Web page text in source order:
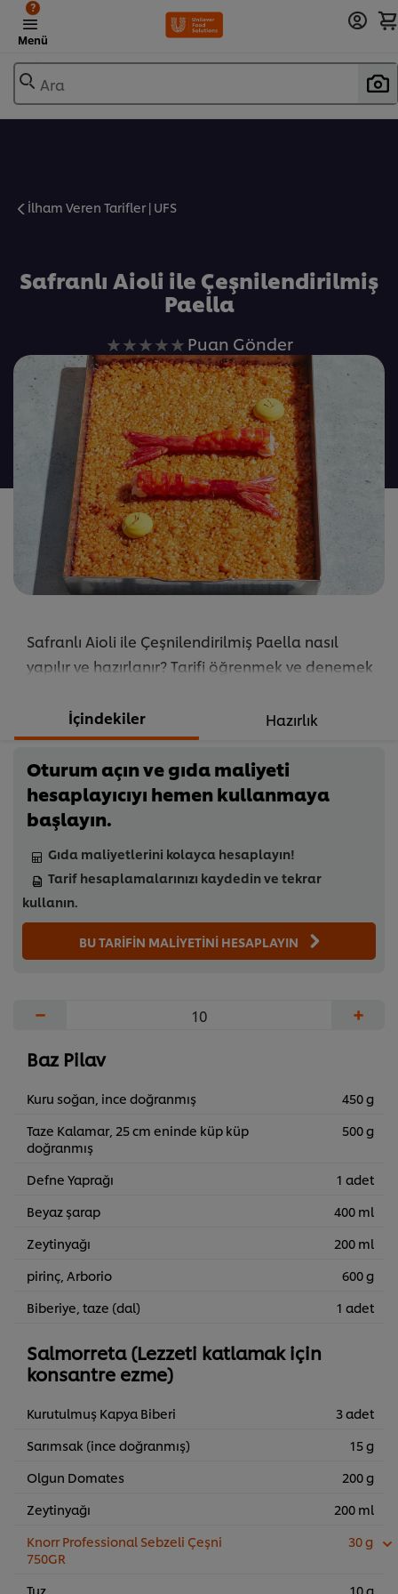
Menü
?
Ara
İlham Veren Tarifler | UFS
Safranlı Aioli ile Çeşnilendirilmiş
Paella
Bu
recipe
için
değerlendirme
gönderilmedi
Puan Gönder
Safranlı Aioli ile Çeşnilendirilmiş Paella nasıl
yapılır ve hazırlanır? Tarifi öğrenmek ve denemek
İçindekiler Hazırlık
Oturum açın ve gıda maliyeti
hesaplayıcıyı hemen kullanmaya
başlayın.
Gıda maliyetlerini kolayca hesaplayın!
Tarif hesaplamalarınızı kaydedin ve tekrar
kullanın.
BU TARİFİN MALİYETİNİ HESAPLAYIN
− +
Baz Pilav
Kuru soğan, ince doğranmış
450 g
Taze Kalamar, 25 cm eninde küp küp
doğranmış
500 g
Defne Yaprağı
1 adet
Beyaz şarap
400 ml
Zeytinyağı
200 ml
pirinç, Arborio
600 g
Biberiye, taze (dal)
1 adet
Salmorreta (Lezzeti katlamak için
konsantre ezme)
Kurutulmuş Kapya Biberi
3 adet
Sarımsak (ince doğranmış)
15 g
Olgun Domates
200 g
Zeytinyağı
200 ml
Knorr Professional Sebzeli Çeşni
750GR
30 g
Tuz 10 g